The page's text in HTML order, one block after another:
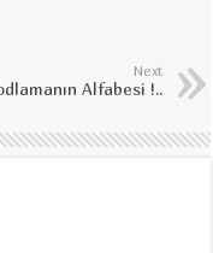
Next
Alfabesi !..